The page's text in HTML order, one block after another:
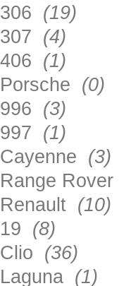
306 (19)
307 (4)
406 (1)
Porsche (0)
996 (3)
997 (1)
Cayenne (3)
Range Rover
Renault (10)
19 (8)
Clio (36)
Laguna (1)